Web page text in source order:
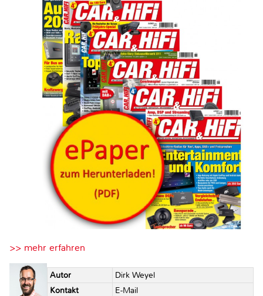
>> mehr erfahren
Autor
Dirk Weyel
Kontakt
E-Mail